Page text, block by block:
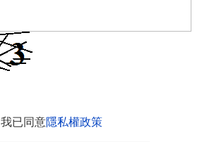
我已同意隱私權政策